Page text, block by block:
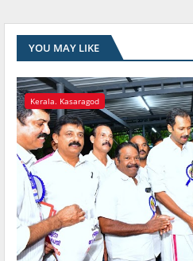
YOU MAY LIKE
Kerala. Kasaragod